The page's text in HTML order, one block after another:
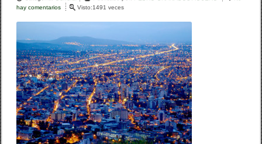
b
o
o
k
ar
tir
hay comentarios
O
D
O
S
D
E
L
E
E
R
Y
P
Visto:1491 veces